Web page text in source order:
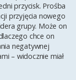
przycisk. Prośba
przyjęcia nowego
grupy. Może on
chce on
negatywnej
– widocznie miał